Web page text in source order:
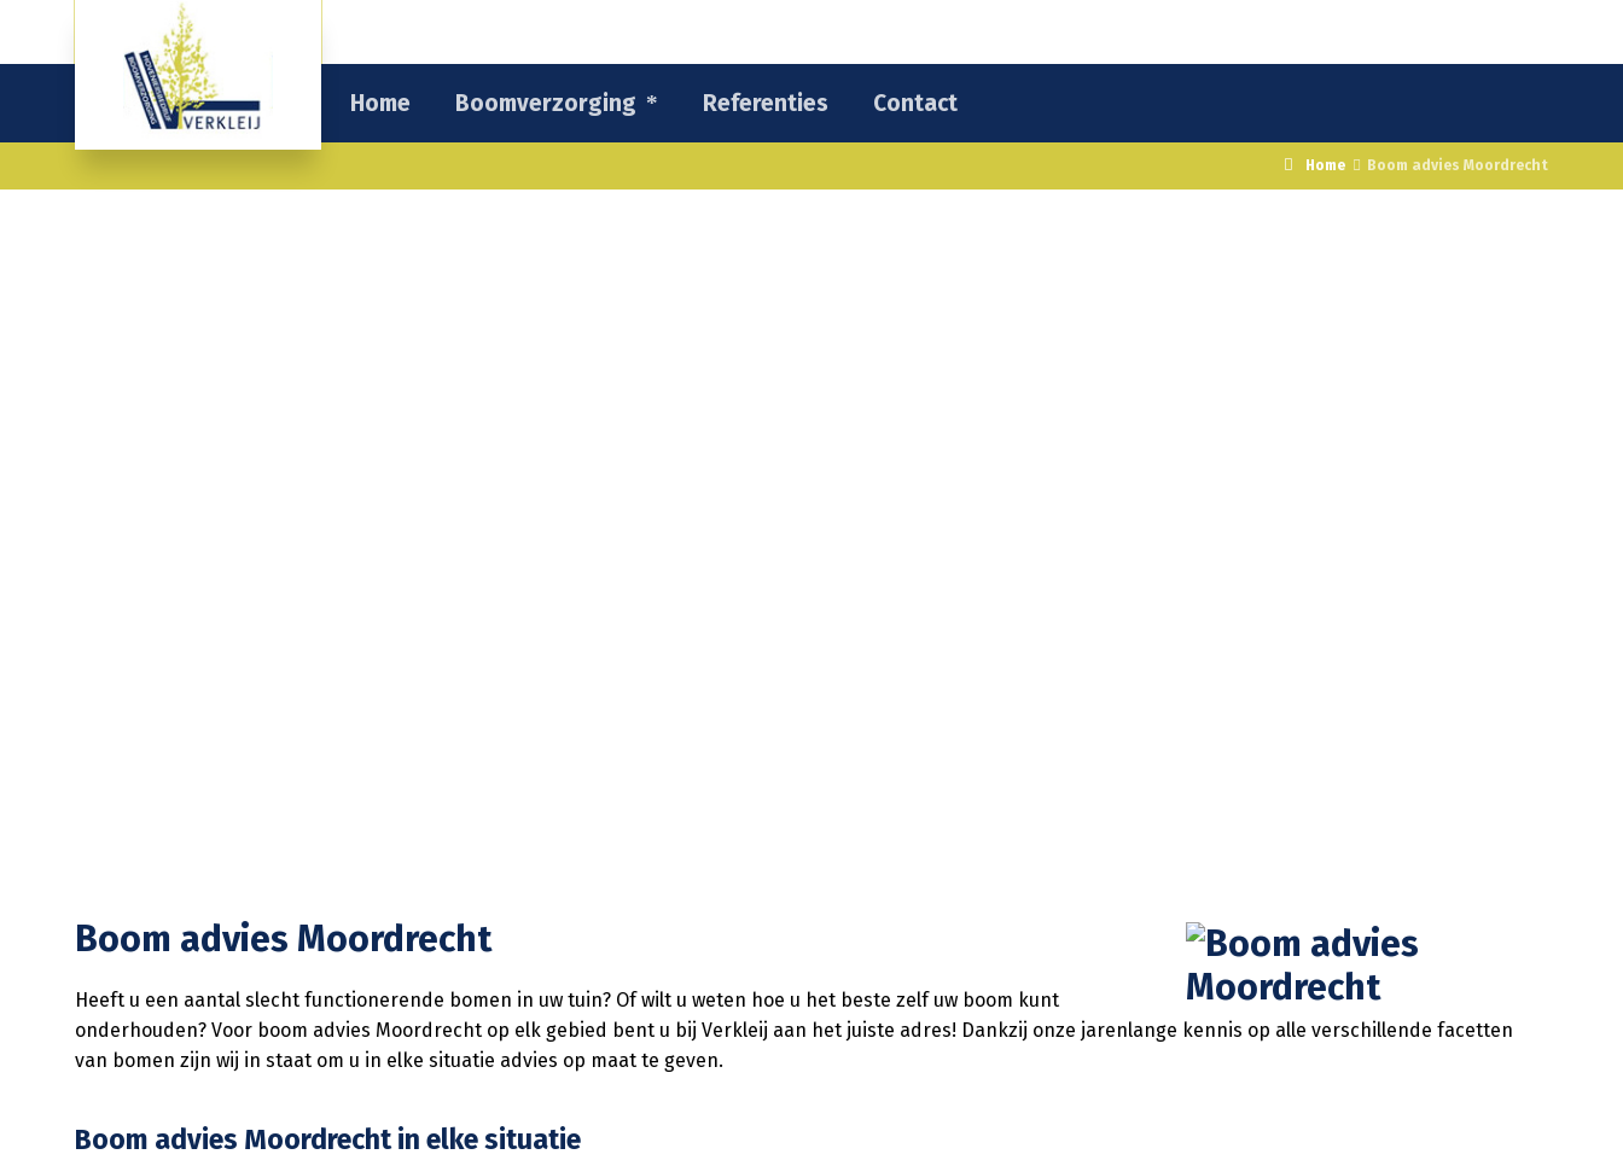
Home Boomverzorging Referenties Contact
Home Boom advies Moordrecht
Boom advies Moordrecht
Heeft u een aantal slecht functionerende bomen in uw tuin? Of wilt u weten hoe u het beste zelf uw boom kunt
onderhouden? Voor boom advies Moordrecht op elk gebied bent u bij Verkleij aan het juiste adres! Dankzij onze jarenlange kennis op alle verschillende facetten
van bomen zijn wij in staat om u in elke situatie advies op maat te geven.
Boom advies Moordrecht in elke situatie